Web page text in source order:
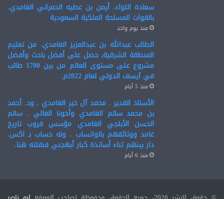
سعادة اللواء. أيمن بن عطيه الحمراني الغامدي.
بالقوات المسلحة الملكية السعودية
منذ يوم واحد
الطالب عبدالله بن عبدالعزيز الغامدي. من تعليم
المنطقة الشرقية، حصل على أفضل باحث وأفضل
مشروع على مستوى العالم من بين 1700 طالب
في آيسف الدولي لعام 2022م.
منذ 5 أيام
الأستاذ القدير . محمد آل خير الغامدي , ود. أحمد
بن محمد سالم الغامدي وأخونا الغالي . سالم
الحسن الأبلجي الغامدي مؤسس قروب تاريخ
غامد ووثائقهم بالواتساب . وله حساب بـ اكس.
دار بينهم ثناء أساتذة كبار أبهجني فنقلته هنا.
منذ 6 أيام